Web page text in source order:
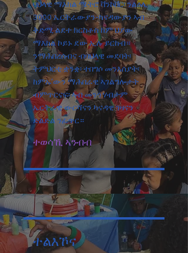
ባህላዊ ማእከል ሜትሮ ቫንኮቨር፡ ንልዕሊ
3000 ኤርትራውያን-ካናዳውያን ኣብ
ቅድሚ ልደተ ክርስቶስ ከም ህያው
ማእከል ኮይኑ ደው ኢሉ ይርከብ።
ንማሕበረሰብና ብባህላዊ መደባት፡
ትምህርቲ ቋንቋ፡ ተበግሶ መንእሰያት፡
ከምኡ’ውን ማሕበራዊ ኣገልግሎታት
ብምጥርናፍ፡ ኣብ መንጎ ሃብታም
ኤርትራዊ ውርሻናን ካናዳዊ ገዛናን
ድልድል ንፈጥር።
ተወሳኺ ኣንብብ
ተልእኾና